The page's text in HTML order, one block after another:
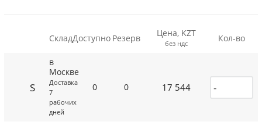
СкладДоступно Резерв Цена, KZT
без ндс Кол-во
S
в
Москве
Доставка
7
рабочих
дней
0 0 17 544